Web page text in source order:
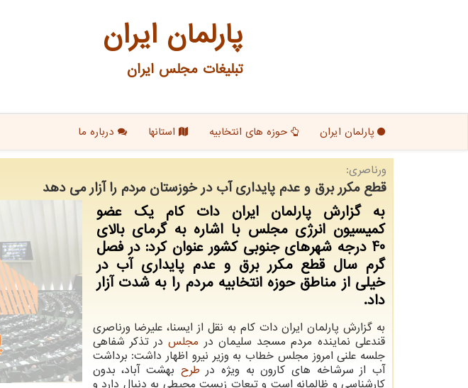
پارلمان ایران
تبلیغات مجلس ایران
پارلمان ایران حوزه های انتخابیه استانها درباره ما
ورناصری:
قطع مكرر برق و عدم پایداری آب در خوزستان مردم را آزار می دهد
به گزارش پارلمان ایران دات کام یک عضو
کمیسیون انرژی مجلس با اشاره به گرمای بالای
40 درجه شهرهای جنوبی کشور عنوان کرد: در فصل
گرم سال قطع مکرر برق و عدم پایداری آب در
خیلی از مناطق حوزه انتخابیه مردم را به شدت آزار
داد.
به گزارش پارلمان ایران دات کام به نقل از ایسنا، علیرضا ورناصری
قندعلی نماینده مردم مسجد سلیمان در مجلسدر تذکر شفاهی
جلسه علنی امروز مجلس خطاب به وزیر نیرو اظهار داشت: برداشت
آب از سرشاخه های کارون به ویژه در طرح بهشت آباد، بدون
کارشناسی و ظالمانه است و تبعات زیست محیطی به دنبال دارد و